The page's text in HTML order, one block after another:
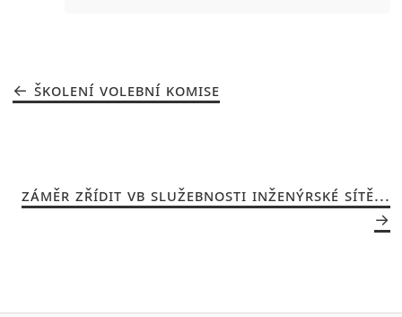
ŠKOLENÍ VOLEBNÍ KOMISE
ZÁMĚR ZŘÍDIT VB SLUŽEBNOSTI INŽENÝRSKÉ SÍTĚ...